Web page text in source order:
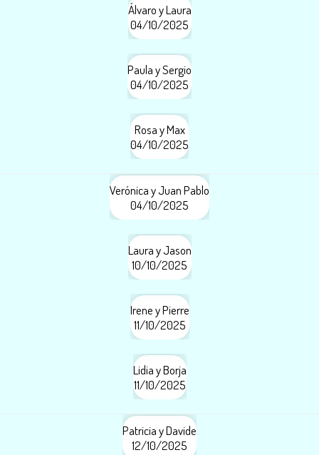
Álvaro y Laura
04/10/2025
Paula y Sergio
04/10/2025
Rosa y Max
04/10/2025
Verónica y Juan Pablo
04/10/2025
Laura y Jason
10/10/2025
Irene y Pierre
11/10/2025
Lidia y Borja
11/10/2025
Patricia y Davide
12/10/2025